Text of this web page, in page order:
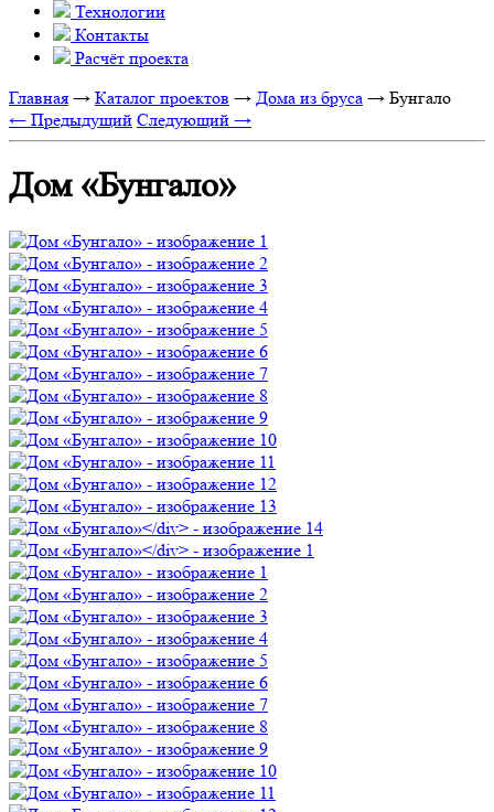
Технологии
Контакты
Расчёт проекта
Главная → Каталог проектов → Дома из бруса → Бунгало
← Предыдущий Следующий →
Дом «Бунгало»